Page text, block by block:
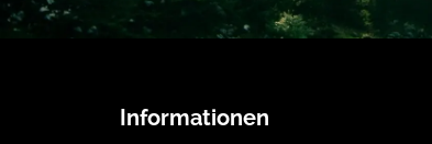
Informationen